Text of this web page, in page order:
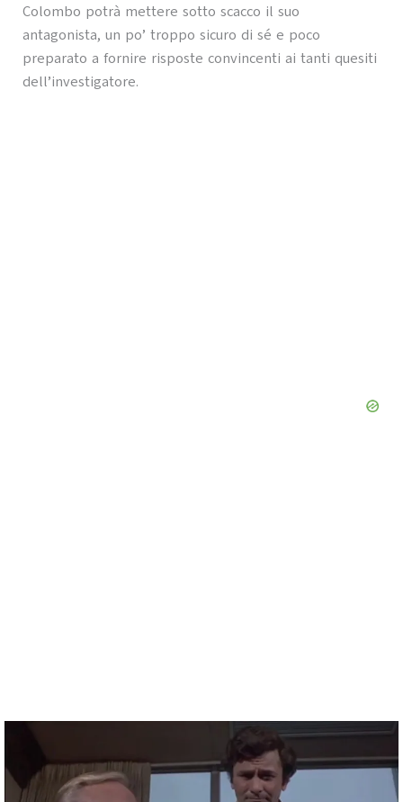
Colombo potrà mettere sotto scacco il suo
antagonista, un po’ troppo sicuro di sé e poco
preparato a fornire risposte convincenti ai tanti quesiti
dell’investigatore.